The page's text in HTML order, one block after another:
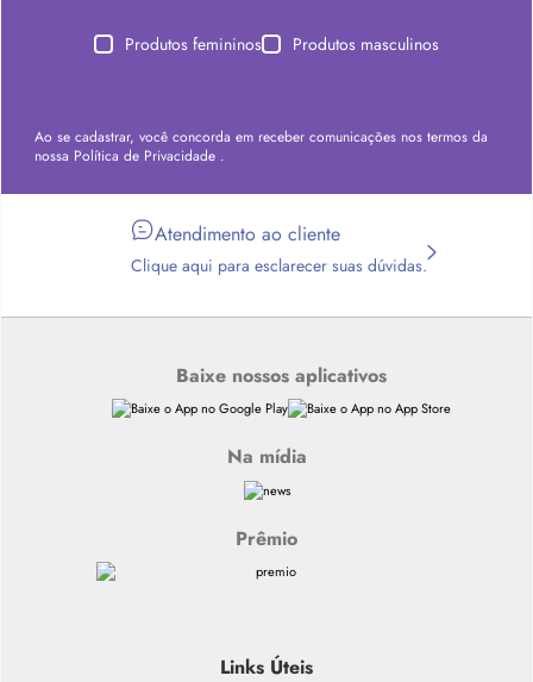
Produtos femininos Produtos masculinos
Ao se cadastrar, você concorda em receber comunicações nos termos da
nossa Política de Privacidade .
Atendimento ao cliente
Clique aqui para esclarecer suas dúvidas.
Baixe nossos aplicativos
Na mídia
Prêmio
Links Úteis